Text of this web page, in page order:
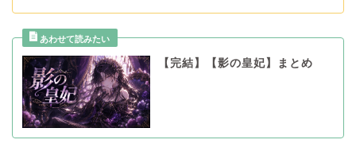
【完結】【影の皇妃】まとめ